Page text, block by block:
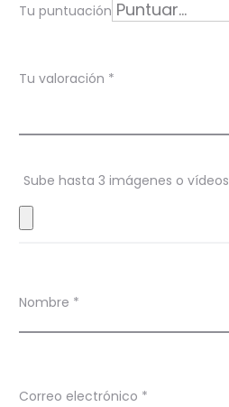
-
C
t
P
n
Tu puntuación
Tu valoración *
Sube hasta 3 imágenes o vídeos
Nombre *
Correo electrónico *